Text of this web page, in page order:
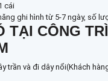
cái
ghi hình từ 5-7 ngày, số
TẠI CÔNG
và đi dây nổi(Khách